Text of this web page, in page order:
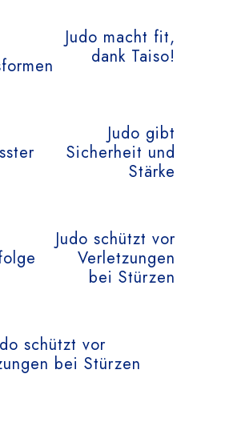
Judo macht fit,
dank Taiso!
Judo gibt
Sicherheit und
Stärke
Judo schützt vor
Verletzungen
bei Stürzen
schützt vor
bei Stürzen